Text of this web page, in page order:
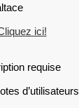
ici!
requise
d’utilisateurs